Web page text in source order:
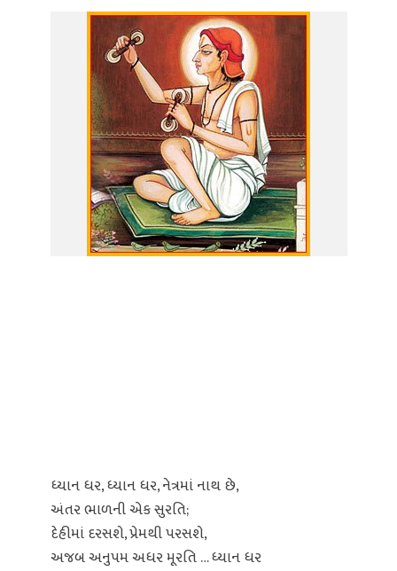
ધ્યાન ધર, ધ્યાન ધર, નેત્રમાં નાથ છે,
અંતર ભાળની એક સુરતિ;
દેહીમાં દરસશે, પ્રેમથી પરસશે,
અજબ અનુપમ અધર મૂરતિ … ધ્યાન ધર